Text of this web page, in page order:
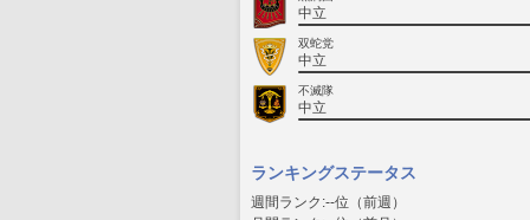
中立
双蛇党
中立
不滅隊
中立
ランキングステータス
週間ランク:--位（前週）